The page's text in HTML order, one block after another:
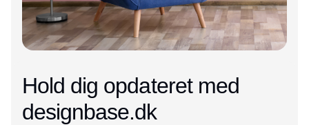
Hold dig opdateret med
designbase.dk